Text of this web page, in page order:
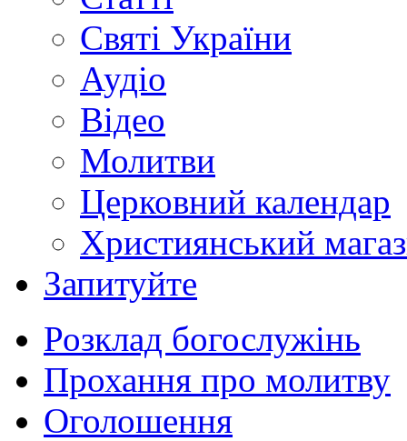
Святі України
Аудіо
Відео
Молитви
Церковний календар
Християнський
Запитуйте
Розклад богослужінь
Прохання про молитву
Оголошення